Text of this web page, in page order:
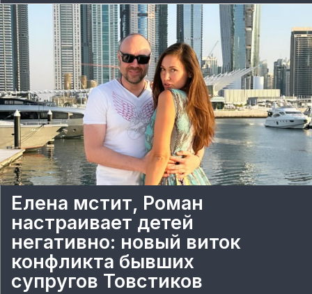
Елена мстит, Роман
настраивает детей
негативно: новый виток
конфликта бывших
супругов Товстиков